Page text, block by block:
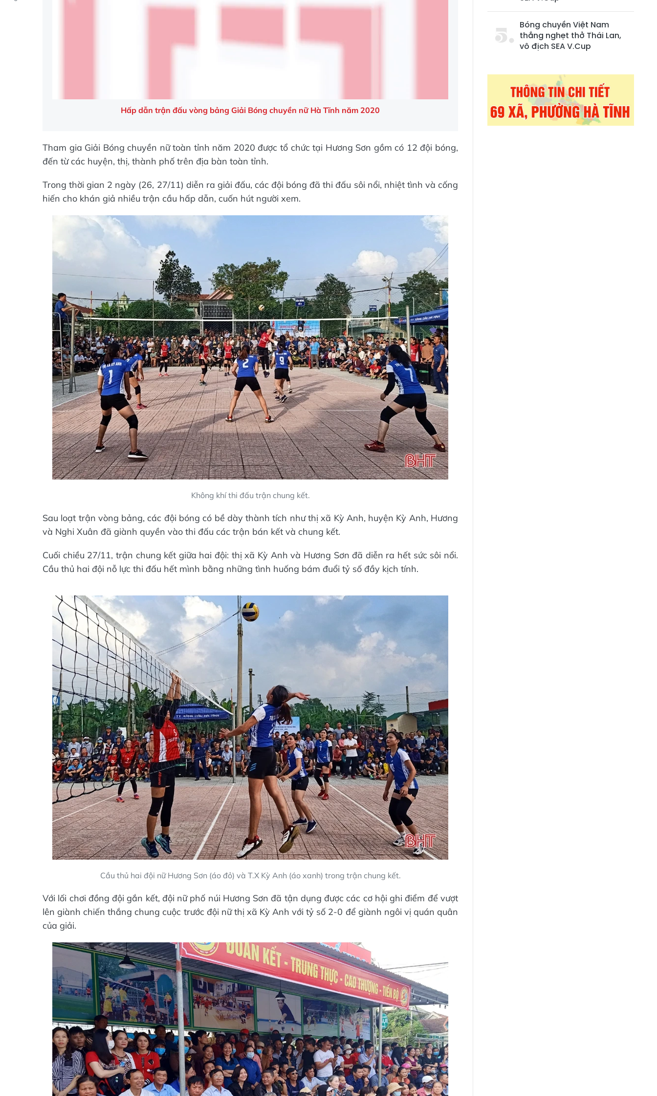
Hấp dẫn trận đấu vòng bảng Giải Bóng chuyền nữ Hà Tĩnh năm 2020
Tham gia Giải Bóng chuyền nữ toàn tỉnh năm 2020 được tổ chức tại Hương Sơn gồm có 12 đội bóng,
đến từ các huyện, thị, thành phố trên địa bàn toàn tỉnh.
Trong thời gian 2 ngày (26, 27/11) diễn ra giải đấu, các đội bóng đã thi đấu sôi nổi, nhiệt tình và cống
hiến cho khán giả nhiều trận cầu hấp dẫn, cuốn hút người xem.
Không khí thi đấu trận chung kết.
Sau loạt trận vòng bảng, các đội bóng có bề dày thành tích như thị xã Kỳ Anh, huyện Kỳ Anh, Hương
và Nghi Xuân đã giành quyền vào thi đấu các trận bán kết và chung kết.
Cuối chiều 27/11, trận chung kết giữa hai đội: thị xã Kỳ Anh và Hương Sơn đã diễn ra hết sức sôi nổi.
Cầu thủ hai đội nỗ lực thi đấu hết mình bằng những tình huống bám đuổi tỷ số đầy kịch tính.
Cầu thủ hai đội nữ Hương Sơn (áo đỏ) và T.X Kỳ Anh (áo xanh) trong trận chung kết.
Với lối chơi đồng đội gắn kết, đội nữ phố núi Hương Sơn đã tận dụng được các cơ hội ghi điểm để vượt
lên giành chiến thắng chung cuộc trước đội nữ thị xã Kỳ Anh với tỷ số 2-0 để giành ngôi vị quán quân
của giải.
Bóng chuyền Việt Nam
thắng nghẹt thở Thái Lan,
vô địch SEA V.Cup